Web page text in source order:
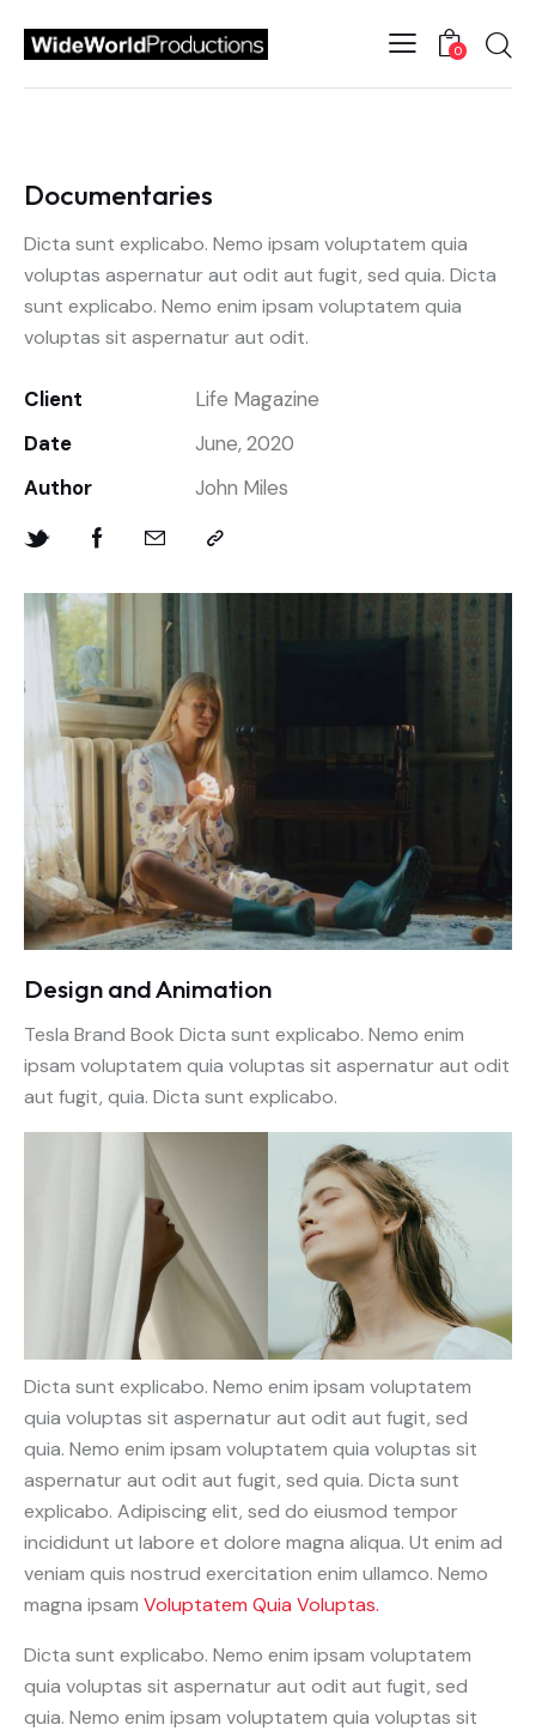
0
Documentaries
Dicta sunt explicabo. Nemo ipsam voluptatem quia
voluptas aspernatur aut odit aut fugit, sed quia. Dicta
sunt explicabo. Nemo enim ipsam voluptatem quia
voluptas sit aspernatur aut odit.
Client
Life Magazine
Date
June, 2020
Author
John Miles
Design and Animation
Tesla Brand Book Dicta sunt explicabo. Nemo enim
ipsam voluptatem quia voluptas sit aspernatur aut odit
aut fugit, quia. Dicta sunt explicabo.
Dicta sunt explicabo. Nemo enim ipsam voluptatem
quia voluptas sit aspernatur aut odit aut fugit, sed
quia. Nemo enim ipsam voluptatem quia voluptas sit
aspernatur aut odit aut fugit, sed quia. Dicta sunt
explicabo. Adipiscing elit, sed do eiusmod tempor
incididunt ut labore et dolore magna aliqua. Ut enim ad
veniam quis nostrud exercitation enim ullamco. Nemo
magna ipsam Voluptatem Quia Voluptas.
Dicta sunt explicabo. Nemo enim ipsam voluptatem
quia voluptas sit aspernatur aut odit aut fugit, sed
quia. Nemo enim ipsam voluptatem quia voluptas sit